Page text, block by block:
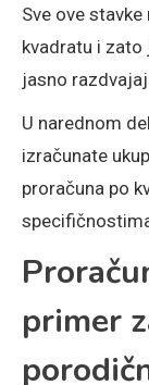
Sve ove
kvadratu i zato
jasno
U narednom
izračunate
proračuna po
primer